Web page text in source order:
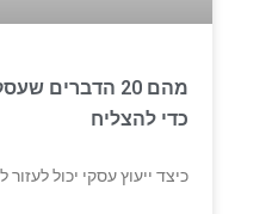
מהם 20 הדברים
כדי להצליח
כיצד ייעוץ עסקי יכול